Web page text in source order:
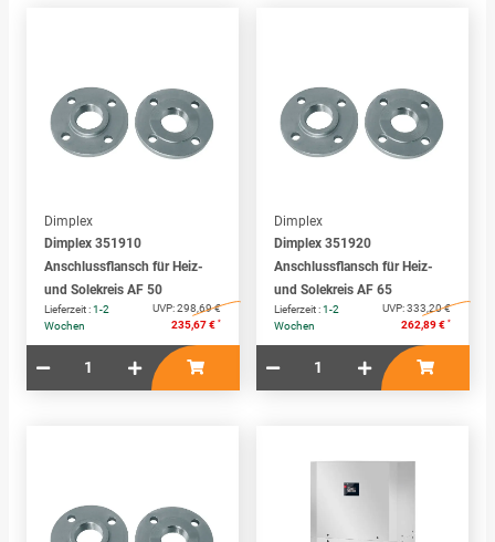
Dimplex
Dimplex 351910
Anschlussflansch für Heiz-
und Solekreis AF 50
Lieferzeit :1-2
Wochen
UVP:298,69 €
235,67 € *
Dimplex
Dimplex 351920
Anschlussflansch für Heiz-
und Solekreis AF 65
Lieferzeit :1-2
Wochen
UVP:333,20 €
262,89 € *